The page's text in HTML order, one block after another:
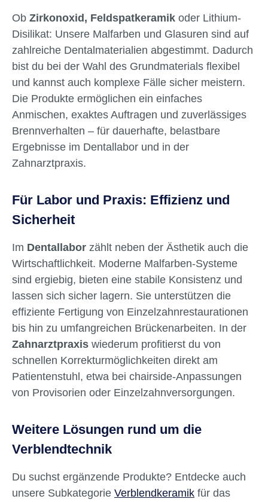
Ob Zirkonoxid, Feldspatkeramik oder Lithium-
Disilikat: Unsere Malfarben und Glasuren sind auf
zahlreiche Dentalmaterialien abgestimmt. Dadurch
bist du bei der Wahl des Grundmaterials flexibel
und kannst auch komplexe Fälle sicher meistern.
Die Produkte ermöglichen ein einfaches
Anmischen, exaktes Auftragen und zuverlässiges
Brennverhalten – für dauerhafte, belastbare
Ergebnisse im Dentallabor und in der
Zahnarztpraxis.
Für Labor und Praxis: Effizienz und
Sicherheit
Im Dentallabor zählt neben der Ästhetik auch die
Wirtschaftlichkeit. Moderne Malfarben-Systeme
sind ergiebig, bieten eine stabile Konsistenz und
lassen sich sicher lagern. Sie unterstützen die
effiziente Fertigung von Einzelzahnrestaurationen
bis hin zu umfangreichen Brückenarbeiten. In der
Zahnarztpraxis wiederum profitierst du von
schnellen Korrekturmöglichkeiten direkt am
Patientenstuhl, etwa bei chairside-Anpassungen
von Provisorien oder Einzelzahnversorgungen.
Weitere Lösungen rund um die
Verblendtechnik
Du suchst ergänzende Produkte? Entdecke auch
unsere Subkategorie Verblendkeramik für das